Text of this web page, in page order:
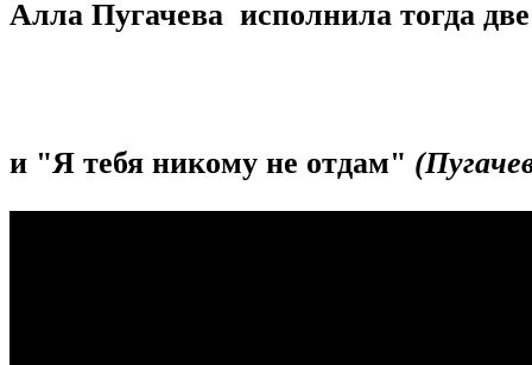
Алла Пугачева исполнила тогда
и "Я тебя никому не отдам"